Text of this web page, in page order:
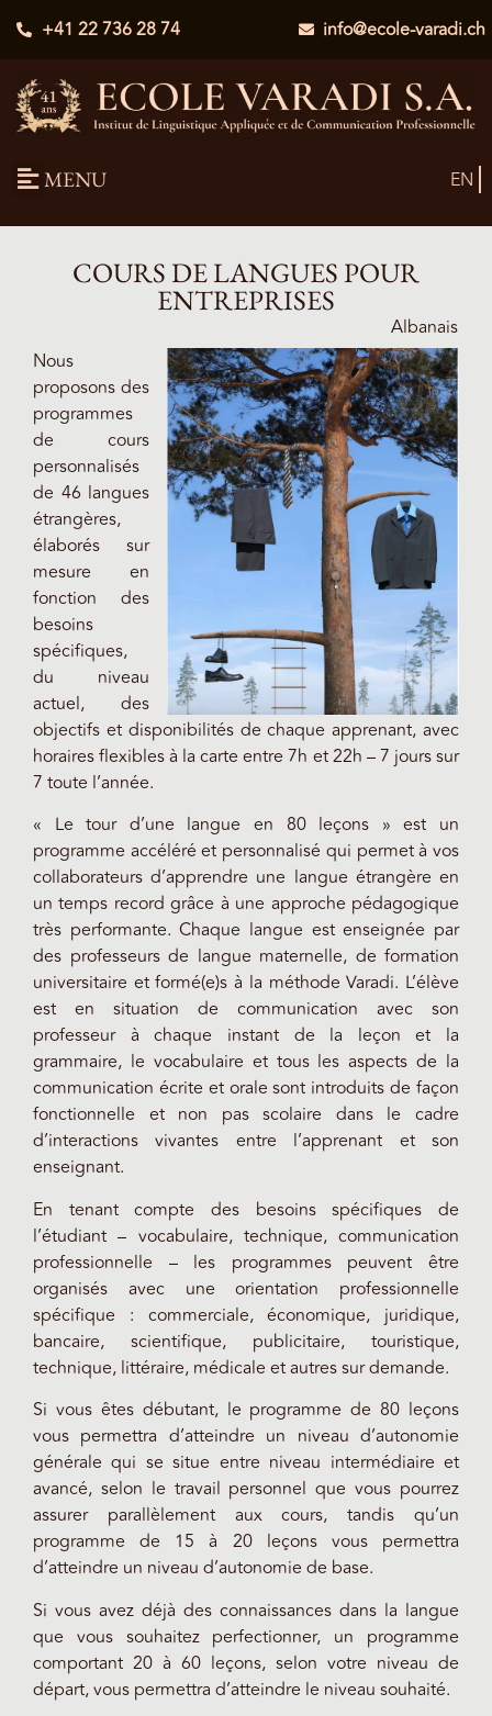
+41 22 736 28 74 info@ecole-varadi.ch
MENU EN
COURS DE LANGUES POUR
ENTREPRISES
Albanais ·
Nous
proposons des
programmes
de cours
personnalisés
de 46 langues
étrangères,
élaborés sur
mesure en
fonction des
besoins
spécifiques,
du niveau
actuel, des
objectifs et disponibilités de chaque apprenant, avec
horaires flexibles à la carte entre 7h et 22h – 7 jours sur
7 toute l’année.
« Le tour d’une langue en 80 leçons » est un
programme accéléré et personnalisé qui permet à vos
collaborateurs d’apprendre une langue étrangère en
un temps record grâce à une approche pédagogique
très performante. Chaque langue est enseignée par
des professeurs de langue maternelle, de formation
universitaire et formé(e)s à la méthode Varadi. L’élève
est en situation de communication avec son
professeur à chaque instant de la leçon et la
grammaire, le vocabulaire et tous les aspects de la
communication écrite et orale sont introduits de façon
fonctionnelle et non pas scolaire dans le cadre
d’interactions vivantes entre l’apprenant et son
enseignant.
En tenant compte des besoins spécifiques de
l’étudiant – vocabulaire, technique, communication
professionnelle – les programmes peuvent être
organisés avec une orientation professionnelle
spécifique : commerciale, économique, juridique,
bancaire, scientifique, publicitaire, touristique,
technique, littéraire, médicale et autres sur demande.
Si vous êtes débutant, le programme de 80 leçons
vous permettra d’atteindre un niveau d’autonomie
générale qui se situe entre niveau intermédiaire et
avancé, selon le travail personnel que vous pourrez
assurer parallèlement aux cours, tandis qu’un
programme de 15 à 20 leçons vous permettra
d’atteindre un niveau d’autonomie de base.
Si vous avez déjà des connaissances dans la langue
que vous souhaitez perfectionner, un programme
comportant 20 à 60 leçons, selon votre niveau de
départ, vous permettra d’atteindre le niveau souhaité.